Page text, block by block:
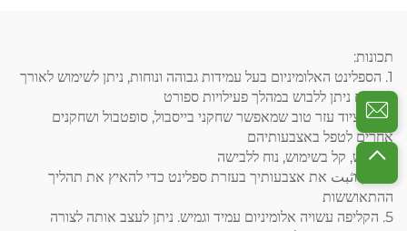
תכונות:
1. הספלינט האלומיניום בעל עמידות גבוהה ונוחות, ניתן לשימוש לאורך
זמן, וגם ניתן ללבוש במהלך פעילויות ספורט
2. זהו ציוד עזר טוב שמאפשר שחקני בייסבול, סופטבול ושחקנים
אחרים לטפל באצבעותיהם
3. גמיש, קל בשימוש, נוח ללבישה
4. הגן וثبت את אצבעותיך בעזרת ספלינט כדי להאיץ את תהליך
ההתאוששות
5. הקליפה עשויה אלומיניום עמיד וגמיש. ניתן לעצב אותה לצורה